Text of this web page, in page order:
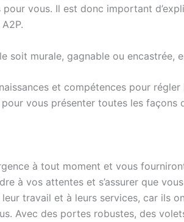
vous. Il est donc important
soit murale, gagnable ou encastrée,
et compétences pour
vous présenter toutes les façons
à tout moment et vous
à vos attentes et s’assurer que
travail et à leurs services, car ils
Avec des portes robustes, des